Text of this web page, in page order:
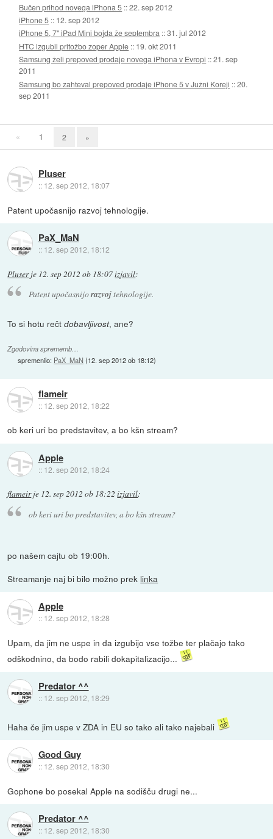
Bučen prihod novega iPhona 5 ::22. sep 2012
iPhone 5 :: 12. sep 2012
iPhone 5, 7'' iPad Mini bojda že septembra ::31. jul 2012
HTC izgubil pritožbo zoper Apple :: 19. okt 2011
Samsung želi prepoved prodaje novega iPhona v Evropi ::21. sep
2011
Samsung bo zahteval prepoved prodaje iPhone 5 v Južni Koreji ::20.
sep 2011
« 1 2 »
Pluser
:: 12. sep 2012, 18:07
Patent upočasnijo razvoj tehnologije.
PaX_MaN
:: 12. sep 2012, 18:12
Pluserje 12. sep 2012 ob 18:07izjavil:
Patent upočasnijorazvojtehnologije.
To si hotu rečtdobavljivost, ane?
Zgodovina sprememb…
spremenilo: PaX_MaN (12. sep 2012 ob 18:12)
flameir
:: 12. sep 2012, 18:22
ob keri uri bo predstavitev, a bo kšn stream?
Apple
:: 12. sep 2012, 18:24
flameirje 12. sep 2012 ob 18:22 izjavil:
ob keri uri bo predstavitev, a bo kšn stream?
po našem cajtu ob 19:00h.
Streamanje naj bi bilo možno prek linka
Apple
:: 12. sep 2012, 18:28
Upam, da jim ne uspe in da izgubijo vse tožbe ter plačajo tako
odškodnino, da bodo rabili dokapitalizacijo...
Predator ^^
:: 12. sep 2012, 18:29
Haha če jim uspe v ZDA in EU so tako ali tako najebali
Good Guy
:: 12. sep 2012, 18:30
Gophone bo posekal Apple na sodišču drugi ne...
Predator ^^
:: 12. sep 2012, 18:30